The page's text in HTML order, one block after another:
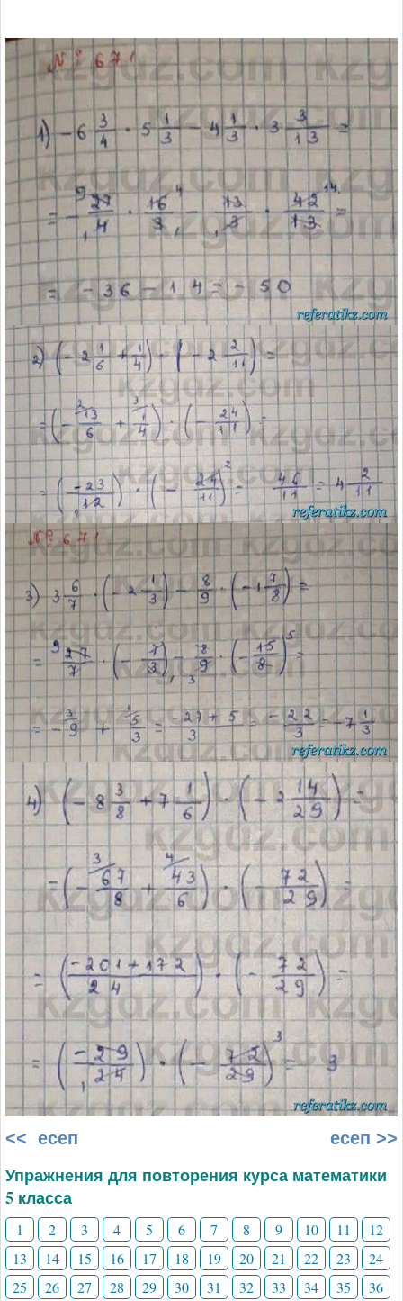
<< есеп есеп >>
Упражнения для повторения курса математики
5 класса
1 2 3 4 5 6 7 8 9 10 11
12
13
14 15 16 17 18 19 20 21 22 23
24
25
26 27 28 29 30 31 32 33 34 35 36